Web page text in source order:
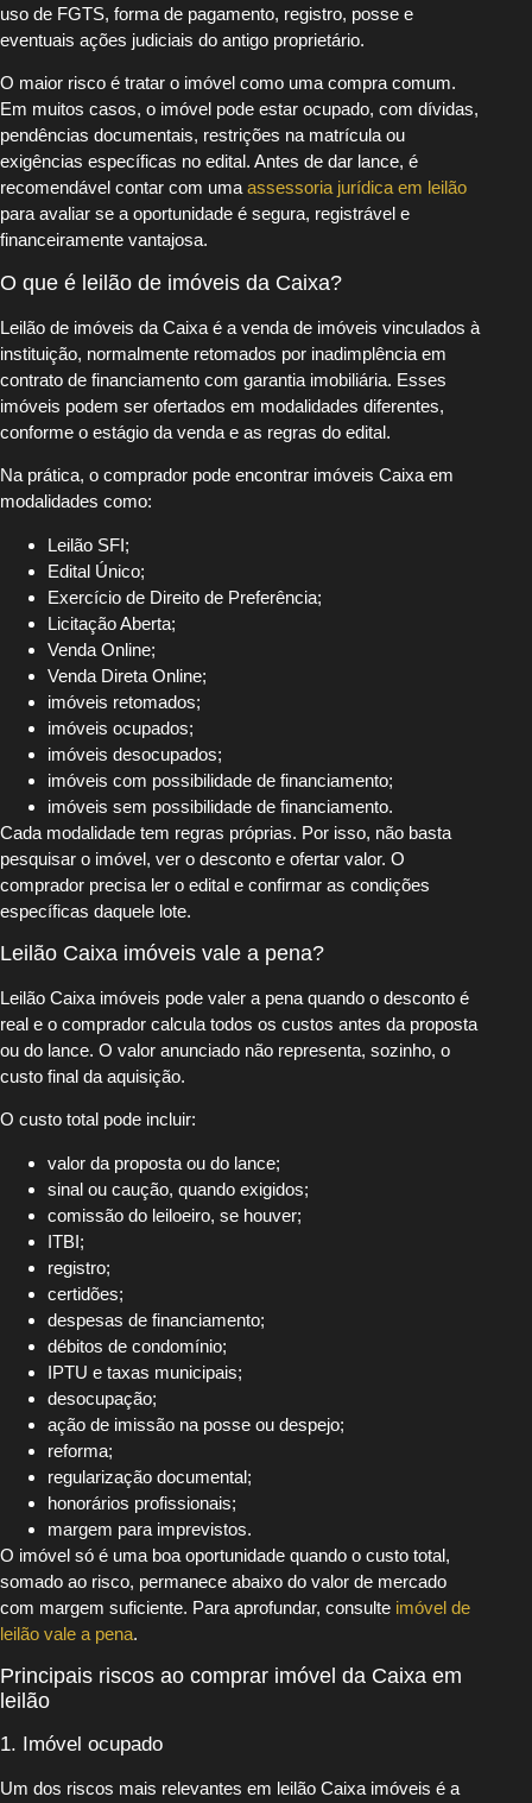
uso de FGTS, forma de pagamento, registro, posse e
eventuais ações judiciais do antigo proprietário.
O maior risco é tratar o imóvel como uma compra comum.
Em muitos casos, o imóvel pode estar ocupado, com dívidas,
pendências documentais, restrições na matrícula ou
exigências específicas no edital. Antes de dar lance, é
recomendável contar com umaassessoria jurídica em leilão
para avaliar se a oportunidade é segura, registrável e
financeiramente vantajosa.
O que é leilão de imóveis da Caixa?
Leilão de imóveis da Caixa é a venda de imóveis vinculados à
instituição, normalmente retomados por inadimplência em
contrato de financiamento com garantia imobiliária. Esses
imóveis podem ser ofertados em modalidades diferentes,
conforme o estágio da venda e as regras do edital.
Na prática, o comprador pode encontrar imóveis Caixa em
modalidades como:
Leilão SFI;
Edital Único;
Exercício de Direito de Preferência;
Licitação Aberta;
Venda Online;
Venda Direta Online;
imóveis retomados;
imóveis ocupados;
imóveis desocupados;
imóveis com possibilidade de financiamento;
imóveis sem possibilidade de financiamento.
Cada modalidade tem regras próprias. Por isso, não basta
pesquisar o imóvel, ver o desconto e ofertar valor. O
comprador precisa ler o edital e confirmar as condições
específicas daquele lote.
Leilão Caixa imóveis vale a pena?
Leilão Caixa imóveis pode valer a pena quando o desconto é
real e o comprador calcula todos os custos antes da proposta
ou do lance. O valor anunciado não representa, sozinho, o
custo final da aquisição.
O custo total pode incluir:
valor da proposta ou do lance;
sinal ou caução, quando exigidos;
comissão do leiloeiro, se houver;
ITBI;
registro;
certidões;
despesas de financiamento;
débitos de condomínio;
IPTU e taxas municipais;
desocupação;
ação de imissão na posse ou despejo;
reforma;
regularização documental;
honorários profissionais;
margem para imprevistos.
O imóvel só é uma boa oportunidade quando o custo total,
somado ao risco, permanece abaixo do valor de mercado
com margem suficiente. Para aprofundar, consulte imóvel de
leilão vale a pena.
Principais riscos ao comprar imóvel da Caixa em
leilão
1. Imóvel ocupado
Um dos riscos mais relevantes em leilão Caixa imóveis é a